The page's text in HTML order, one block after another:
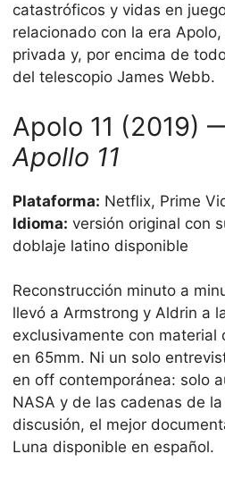
catastróficos y vidas en
relacionado con la era
privada y, por encima de
del telescopio James Webb.
Apolo 11 (2019)
Apollo 11
Plataforma: Netflix, Prime
Idioma: versión original con
doblaje latino disponible
Reconstrucción minuto a
llevó a Armstrong y Aldrin a
exclusivamente con material
en 65mm. Ni un solo
en off contemporánea: solo
NASA y de las cadenas de
discusión, el mejor
Luna disponible en español.